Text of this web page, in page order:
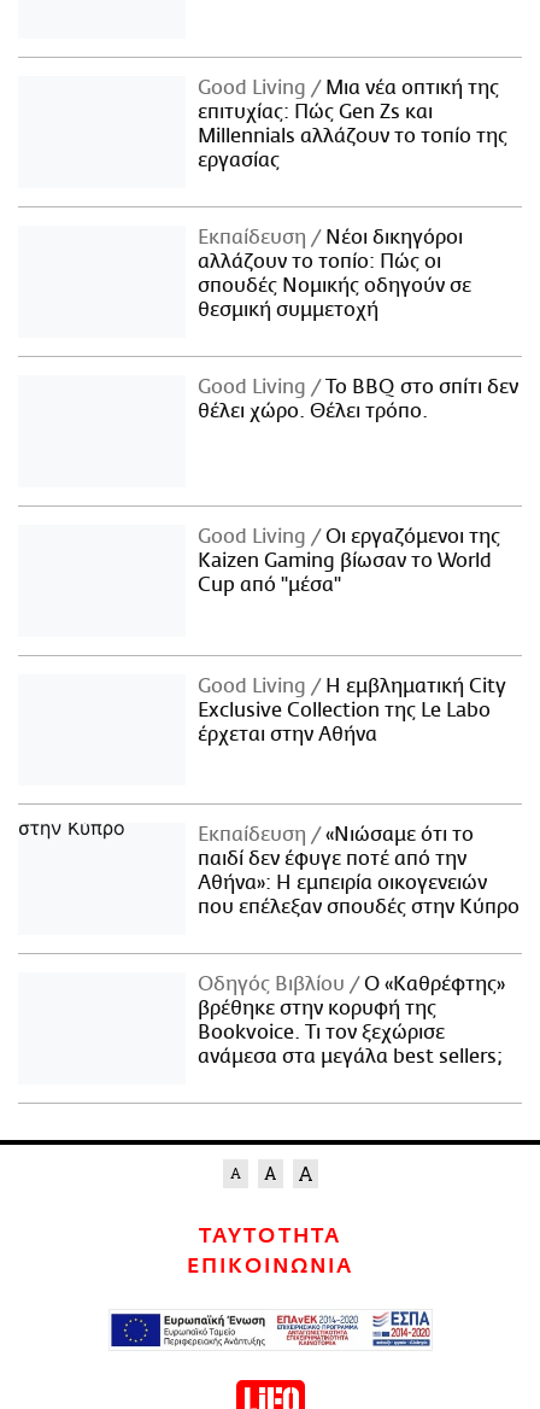
Good Living
Μια νέα οπτική της
επιτυχίας: Πώς Gen Zs και
Millennials αλλάζουν το τοπίο της
εργασίας
Εκπαίδευση
Νέοι δικηγόροι
αλλάζουν το τοπίο: Πώς οι
σπουδές Νομικής οδηγούν σε
θεσμική συμμετοχή
Good Living
Το BBQ στο σπίτι δεν
θέλει χώρο. Θέλει τρόπο.
Good Living
Οι εργαζόμενοι της
Kaizen Gaming βίωσαν το World
Cup από "μέσα"
Good Living
Η εμβληματική City
Exclusive Collection της Le Labo
έρχεται στην Αθήνα
Εκπαίδευση
«Νιώσαμε ότι το
παιδί δεν έφυγε ποτέ από την
Αθήνα»: Η εμπειρία οικογενειών
που επέλεξαν σπουδές στην Κύπρο
Οδηγός Βιβλίου
Ο «Καθρέφτης»
βρέθηκε στην κορυφή της
Bookvoice. Τι τον ξεχώρισε
ανάμεσα στα μεγάλα best sellers;
ΤΑΥΤΟΤΗΤΑ
ΕΠΙΚΟΙΝΩΝΙΑ